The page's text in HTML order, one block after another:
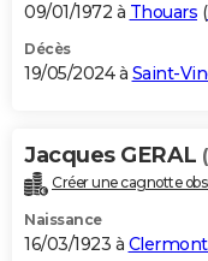
09/01/1972 à Thouars (
Décès
19/05/2024 à Saint-
Jacques GERAL
Créer une cagnotte
Naissance
16/03/1923 à